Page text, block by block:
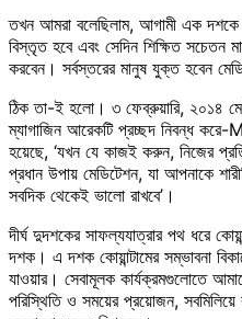
তখন আমরা বলেছিলাম, আগামী এক
বিস্তৃত হবে এবং সেদিন শিক্ষিত সচেতন
করবেন। সর্বস্তরের মানুষ যুক্ত হবেন
ঠিক তা-ই হলো। ৩ ফেব্রুয়ারি, ২০১৪
ম্যাগাজিন আরেকটি প্রচ্ছদ নিবন্ধ
হয়েছে, ‘যখন যে কাজই করুন, নিজের
প্রধান উপায় মেডিটেশন, যা আপনাকে
সবদিক থেকেই ভালো রাখবে’।
দীর্ঘ দুদশকের সাফল্যযাত্রার পথ ধরে
দশক। এ দশক কোয়ান্টামের সম্ভাবনা
যাওয়ার। সেবামূলক কার্যক্রমগুলোতে
পরিস্থিতি ও সময়ের প্রয়োজন, সবমিলিয়ে